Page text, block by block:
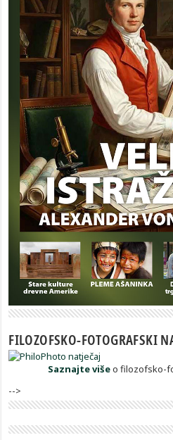
FILOZOFSKO-FOTOGRAFSKI
Saznajte višeo filozofsko-
-->